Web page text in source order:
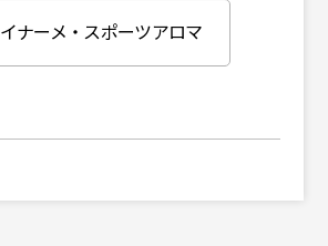
イナーメ・スポーツアロマ